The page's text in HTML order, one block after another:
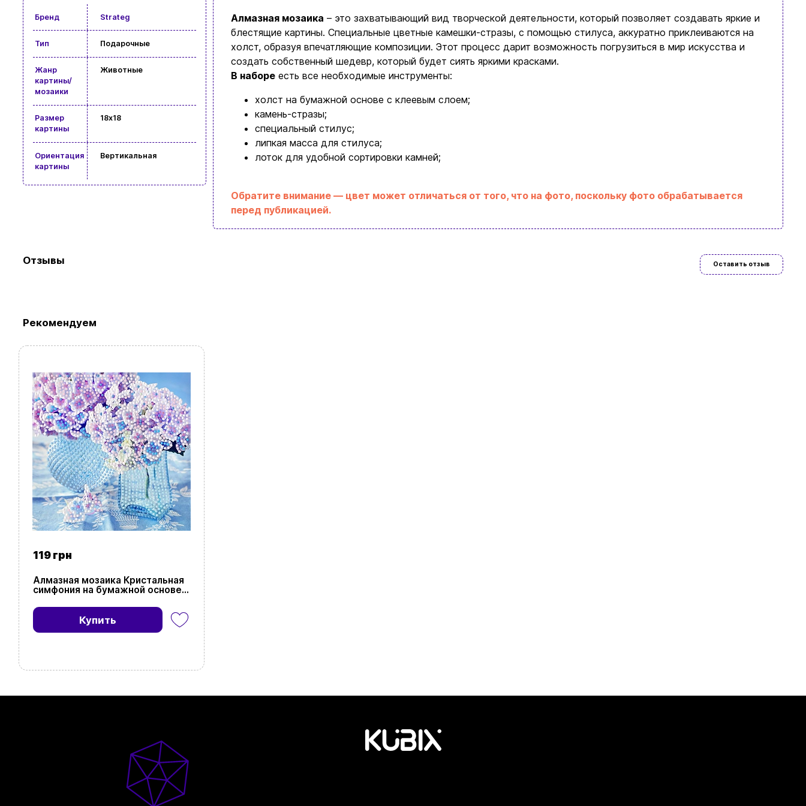
Бренд Strateg
Тип Подарочные
Жанр
картины/
мозаики
Животные
Размер
картины
18x18
Ориентация
картины
Вертикальная
Алмазная мозаика – это захватывающий вид творческой деятельности, который позволяет создавать яркие и
блестящие картины. Специальные цветные камешки-стразы, с помощью стилуса, аккуратно приклеиваются на
холст, образуя впечатляющие композиции. Этот процесс дарит возможность погрузиться в мир искусства и
создать собственный шедевр, который будет сиять яркими красками.
В наборе есть все необходимые инструменты:
холст на бумажной основе с клеевым слоем;
камень-стразы;
специальный стилус;
липкая масса для стилуса;
лоток для удобной сортировки камней;
Обратите внимание — цвет может отличаться от того, что на фото, поскольку фото обрабатывается
перед публикацией.
Отзывы Оставить отзыв
Рекомендуем
119 грн
Алмазная мозаика Кристальная
симфония на бумажной основе
Купить
Ввойти Регистрация
Новости и статьи
Политика конфиденциальности
Ваша корзина сейчас пуста